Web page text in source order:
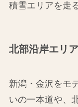
積雪エリアを走
北部沿岸エリア
新潟・金沢をモ
いの一本道や、